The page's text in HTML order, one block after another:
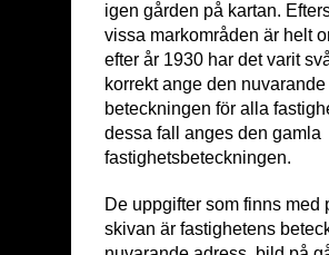
igen gården på kartan.
vissa markområden är helt
efter år 1930 har det varit
korrekt ange den nuvarande
beteckningen för alla
dessa fall anges den gamla
fastighetsbeteckningen.
De uppgifter som finns med
skivan är fastighetens